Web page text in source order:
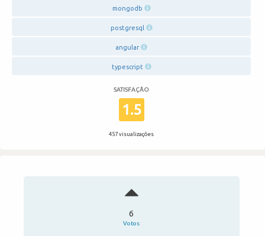
mongodb
postgresql
angular
typescript
SATISFAÇÃO
1.5
457 visualizações
6
Votos